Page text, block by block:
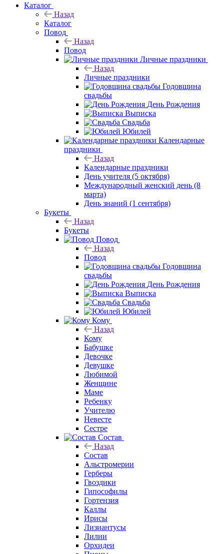
Каталог
Назад
Каталог
Повод
Назад
Повод
Личные праздники
Назад
Личные праздники
Годовщина
свадьбы
День Рождения
Выписка
Свадьба
Юбилей
Календарные
праздники
Назад
Календарные праздники
День учителя (5 октября)
Международный женский день (8
марта)
День знаний (1 сентября)
Букеты
Назад
Букеты
Повод
Назад
Повод
Годовщина
свадьбы
День Рождения
Выписка
Свадьба
Юбилей
Кому
Назад
Кому
Бабушке
Девочке
Девушке
Любимой
Женщине
Маме
Ребенку
Учителю
Невесте
Сестре
Состав
Назад
Состав
Альстромерии
Герберы
Гвоздики
Гипософилы
Гортензия
Каллы
Ирисы
Лизиантусы
Лилии
Орхидеи